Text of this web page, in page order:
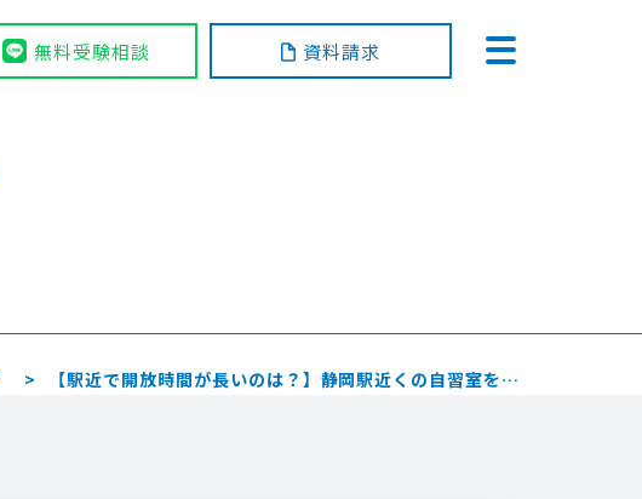
無料受験相談 資料請求
【駅近で開放時間が長いのは？】静岡駅近くの自習室を…